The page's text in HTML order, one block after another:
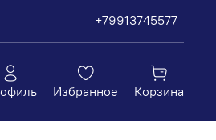
+79913745577
Избранное Корзина